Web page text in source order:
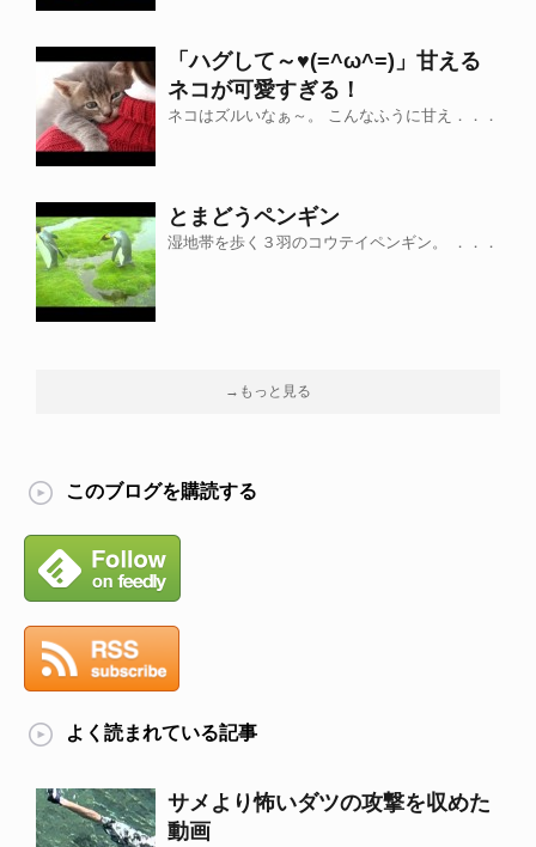
「ハグして～♥(=^ω^=)」甘える
ネコが可愛すぎる！
ネコはズルいなぁ～。 こんなふうに甘え．．．
とまどうペンギン
湿地帯を歩く３羽のコウテイペンギン。 ．．．
→もっと見る
このブログを購読する
よく読まれている記事
サメより怖いダツの攻撃を収めた
動画